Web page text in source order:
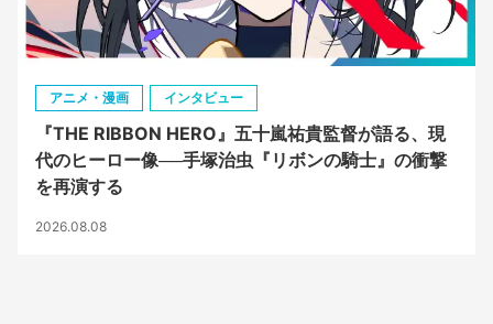
アニメ・漫画 インタビュー
『THE RIBBON HERO』五十嵐祐貴監督が語る、現
代のヒーロー像──手塚治虫『リボンの騎士』の衝撃
を再演する
2026.08.08